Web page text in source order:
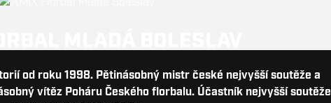
od roku 1998. Pětinásobný mistr české nejvyšší soutěže a
vítěz Poháru Českého florbalu. Účastník nejvyšší soutěže